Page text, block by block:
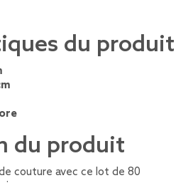
du produit
du produit
couture avec ce lot de 80